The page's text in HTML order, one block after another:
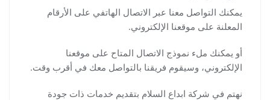
يمكنك التواصل معنا عبر الاتصال الهاتفي على الأرقام
المعلنة على موقعنا الإلكتروني.
أو يمكنك ملء نموذج الاتصال المتاح على موقعنا
الإلكتروني، وسيقوم فريقنا بالتواصل معك في أقرب وقت.
نهتم في شركة ابداع السلام بتقديم خدمات ذات جودة